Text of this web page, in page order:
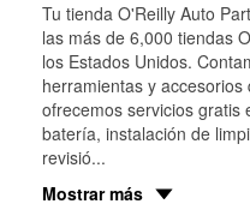
Tu tienda O'Reilly Auto
las más de 6,000 tiendas
los Estados Unidos.
herramientas y
ofrecemos servicios gratis
batería, instalación de
revisió...
Mostrar más